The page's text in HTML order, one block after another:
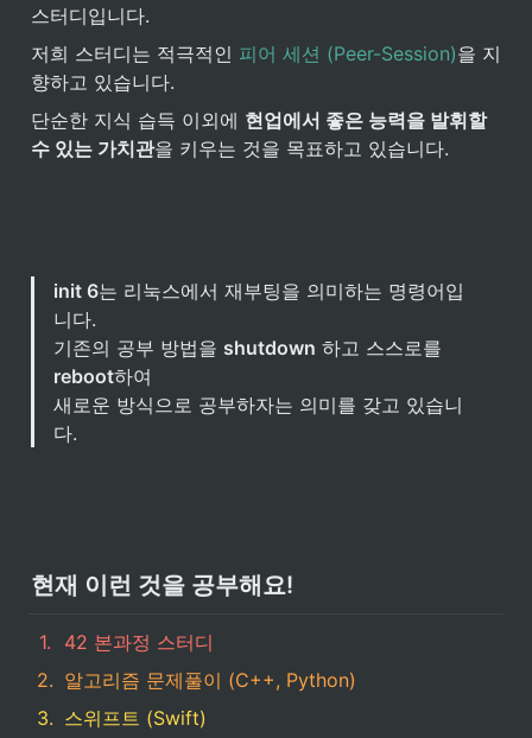
스터디입니다.
저희 스터디는 적극적인 피어 세션 (Peer-Session)을 지
향하고 있습니다.
단순한 지식 습득 이외에 현업에서 좋은 능력을 발휘할
수 있는 가치관을 키우는 것을 목표하고 있습니다.
init 6는 리눅스에서 재부팅을 의미하는 명령어입
니다.
기존의 공부 방법을 shutdown
reboot하여
새로운 방식으로 공부하자는 의미를 갖고 있습니
다.
현재 이런 것을 공부해요!
1.
42 본과정 스터디
2. 알고리즘 문제풀이 (C++, Python)
3. 스위프트 (Swift)